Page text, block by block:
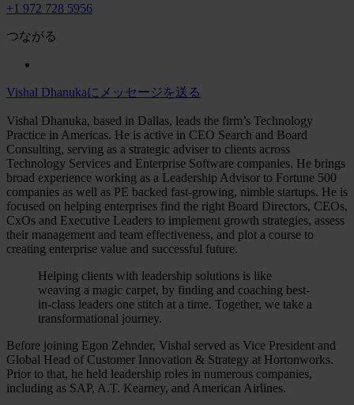
+1 972 728 5956
つながる
Vishal Dhanukaにメッセージを送る
Vishal Dhanuka, based in Dallas, leads the firm’s Technology
Practice in Americas. He is active in CEO Search and Board
Consulting, serving as a strategic adviser to clients across
Technology Services and Enterprise Software companies. He brings
broad experience working as a Leadership Advisor to Fortune 500
companies as well as PE backed fast-growing, nimble startups. He is
focused on helping enterprises find the right Board Directors, CEOs,
CxOs and Executive Leaders to implement growth strategies, assess
their management and team effectiveness, and plot a course to
creating enterprise value and successful future.
Helping clients with leadership solutions is like
weaving a magic carpet, by finding and coaching best-
in-class leaders one stitch at a time. Together, we take a
transformational journey.
Before joining Egon Zehnder, Vishal served as Vice President and
Global Head of Customer Innovation & Strategy at Hortonworks.
Prior to that, he held leadership roles in numerous companies,
including as SAP, A.T. Kearney, and American Airlines.